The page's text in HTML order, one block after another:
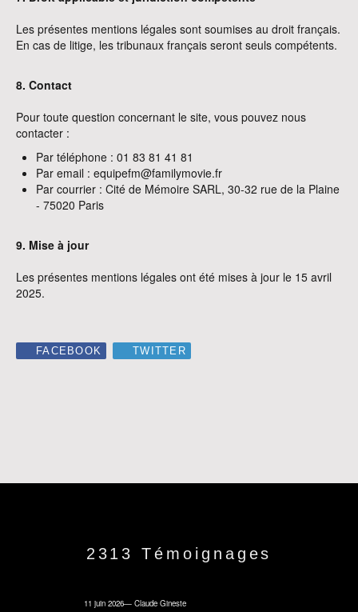
Les présentes mentions légales sont soumises au droit français.
En cas de litige, les tribunaux français seront seuls compétents.
8. Contact
Pour toute question concernant le site, vous pouvez nous
contacter :
Par téléphone : 01 83 81 41 81
Par email : equipefm@familymovie.fr
Par courrier : Cité de Mémoire SARL, 30-32 rue de la Plaine
- 75020 Paris
9. Mise à jour
Les présentes mentions légales ont été mises à jour le 15 avril
2025.
FACEBOOK TWITTER
2313 Témoignages
11 juin 2026— Claude Gineste